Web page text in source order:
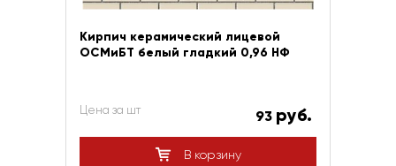
Кирпич керамический лицевой
ОСМиБТ белый гладкий 0,96 НФ
Цена за шт 93 руб.
В корзину